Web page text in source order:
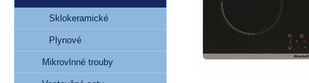
Sklokeramické
Plynové
Mikrovlnné trouby